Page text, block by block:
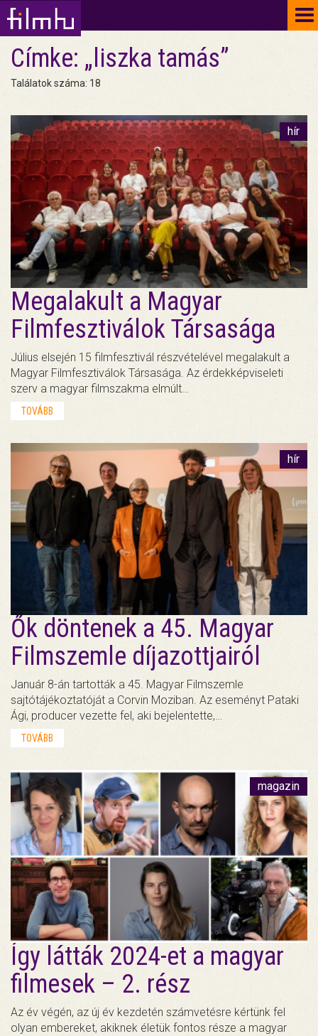
Címke: „liszka tamás”
Találatok száma: 18
hír
Megalakult a Magyar
Filmfesztiválok Társasága
Július elsején 15 filmfesztivál részvételével megalakult a
Magyar Filmfesztiválok Társasága. Az érdekképviseleti
szerv a magyar filmszakma elmúlt…
TOVÁBB
hír
Ők döntenek a 45. Magyar
Filmszemle díjazottjairól
Január 8-án tartották a 45. Magyar Filmszemle
sajtótájékoztatóját a Corvin Moziban. Az eseményt Pataki
Ági, producer vezette fel, aki bejelentette,…
TOVÁBB
magazin
Így látták 2024-et a magyar
filmesek – 2. rész
Az év végén, az új év kezdetén számvetésre kértünk fel
olyan embereket, akiknek életük fontos része a magyar